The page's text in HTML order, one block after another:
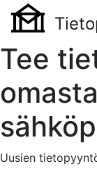
Tee
omasta
Uusien